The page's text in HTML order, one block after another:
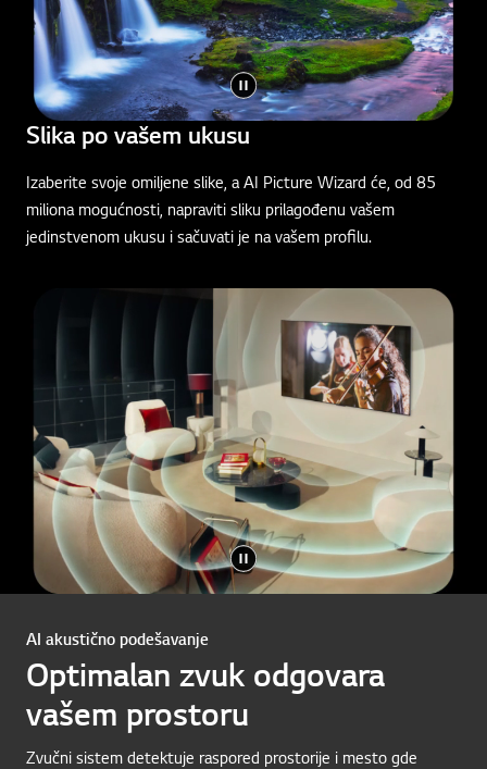
Slika po vašem ukusu
Izaberite svoje omiljene slike, a AI Picture Wizard će, od 85
miliona mogućnosti, napraviti sliku prilagođenu vašem
jedinstvenom ukusu i sačuvati je na vašem profilu.
AI akustično podešavanje
Optimalan zvuk odgovara
vašem prostoru
Zvučni sistem detektuje raspored prostorije i mesto gde